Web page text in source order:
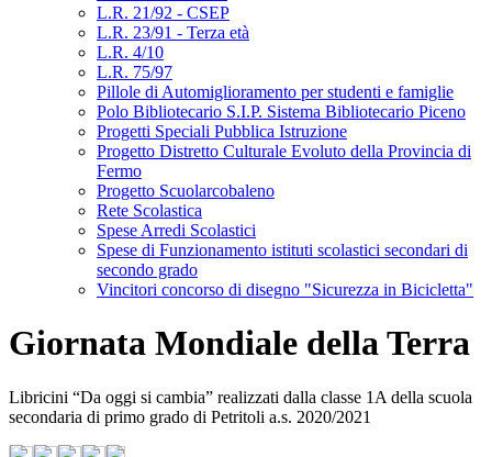
L.R. 21/92 - CSEP
L.R. 23/91 - Terza età
L.R. 4/10
L.R. 75/97
Pillole di Automiglioramento per studenti e famiglie
Polo Bibliotecario S.I.P. Sistema Bibliotecario Piceno
Progetti Speciali Pubblica Istruzione
Progetto Distretto Culturale Evoluto della Provincia di
Fermo
Progetto Scuolarcobaleno
Rete Scolastica
Spese Arredi Scolastici
Spese di Funzionamento istituti scolastici secondari di
secondo grado
Vincitori concorso di disegno "Sicurezza in Bicicletta"
Giornata Mondiale della Terra
Libricini “Da oggi si cambia” realizzati dalla classe 1A della scuola
secondaria di primo grado di Petritoli a.s. 2020/2021